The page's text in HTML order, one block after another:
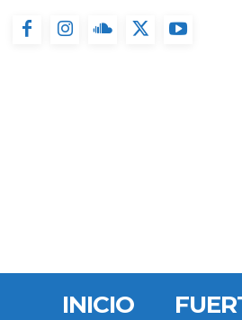
INICIO